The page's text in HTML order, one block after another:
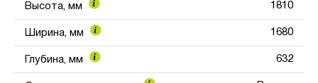
Высота, мм 1810
Ширина, мм 1680
Глубина, мм 632